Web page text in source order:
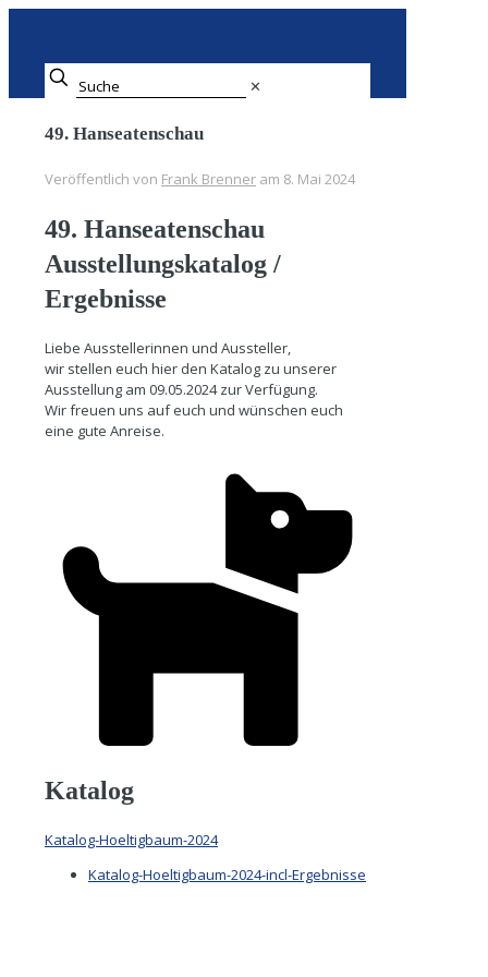
✕
49. Hanseatenschau
Veröffentlich von Frank Brenner am 8. Mai 2024
49. Hanseatenschau
Ausstellungskatalog /
Ergebnisse
Liebe Ausstellerinnen und Aussteller,
wir stellen euch hier den Katalog zu unserer
Ausstellung am 09.05.2024 zur Verfügung.
Wir freuen uns auf euch und wünschen euch
eine gute Anreise.
Katalog
Katalog-Hoeltigbaum-2024
Katalog-Hoeltigbaum-2024-incl-Ergebnisse